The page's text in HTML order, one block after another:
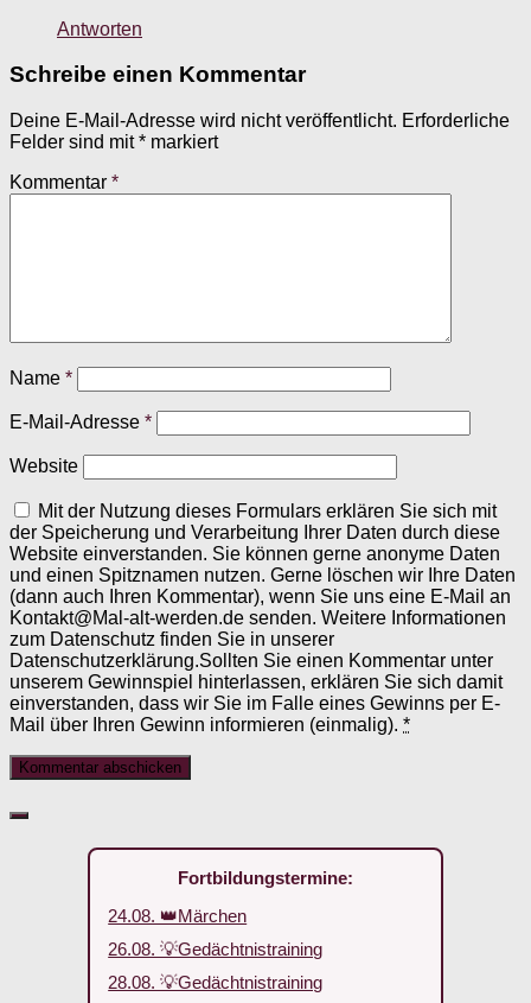
Antworten
Schreibe einen Kommentar
Deine E-Mail-Adresse wird nicht veröffentlicht. Erforderliche
Felder sind mit* markiert
Kommentar *
Name *
E-Mail-Adresse *
Website
Mit der Nutzung dieses Formulars erklären Sie sich mit
der Speicherung und Verarbeitung Ihrer Daten durch diese
Website einverstanden. Sie können gerne anonyme Daten
und einen Spitznamen nutzen. Gerne löschen wir Ihre Daten
(dann auch Ihren Kommentar), wenn Sie uns eine E-Mail an
Kontakt@Mal-alt-werden.de senden. Weitere Informationen
zum Datenschutz finden Sie in unserer
Datenschutzerklärung.Sollten Sie einen Kommentar unter
unserem Gewinnspiel hinterlassen, erklären Sie sich damit
einverstanden, dass wir Sie im Falle eines Gewinns per E-
Mail über Ihren Gewinn informieren (einmalig). *
Fortbildungstermine:
24.08. 👑Märchen
26.08. 💡Gedächtnistraining
28.08. 💡Gedächtnistraining